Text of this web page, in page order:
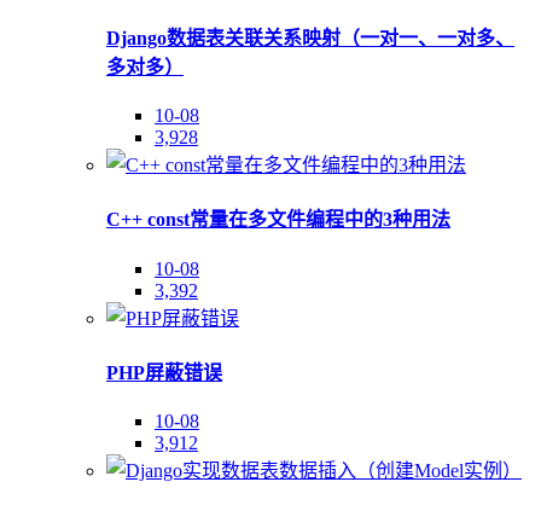
Django数据表关联关系映射（一对一、一对多、
多对多）
10-08
3,928
C++ const常量在多文件编程中的3种用法
10-08
3,392
PHP屏蔽错误
10-08
3,912